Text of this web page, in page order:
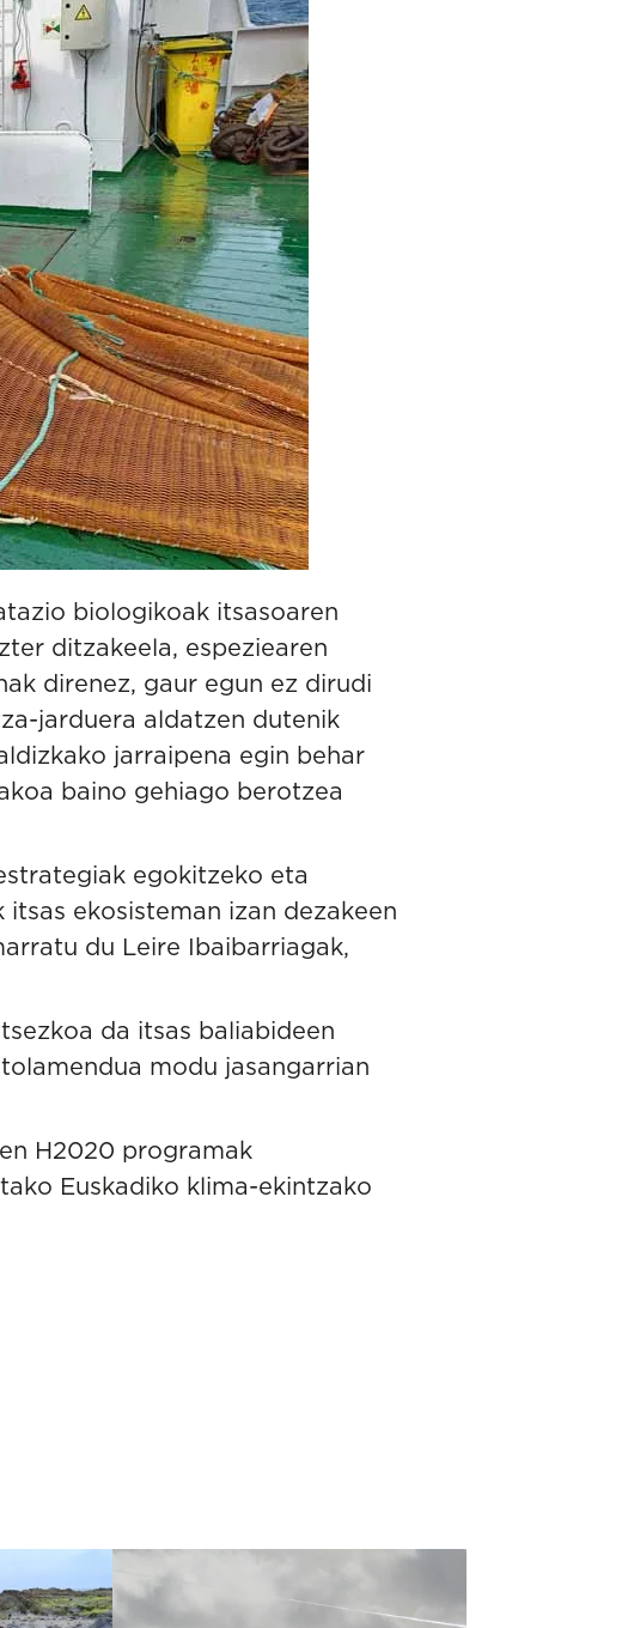
biologikoak itsasoaren
ditzakeela, espeziearen
direnez, gaur egun ez dirudi
jarduera aldatzen dutenik
jarraipena egin behar
baino gehiago berotzea
egokitzeko eta
ekosisteman izan dezakeen
du Leire Ibaibarriagak,
da itsas baliabideen
modu jasangarrian
H2020 programak
Euskadiko klima-ekintzako